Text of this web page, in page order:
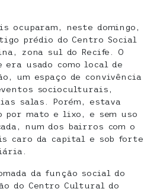
ocuparam, neste domingo,
prédio do Centro Social
zona sul do Recife. O
usado como local de
um espaço de convivência
socioculturais,
salas. Porém, estava
por mato e lixo, e sem uso
num dos bairros com o
caro da capital e sob forte
da função social do
do Centro Cultural do